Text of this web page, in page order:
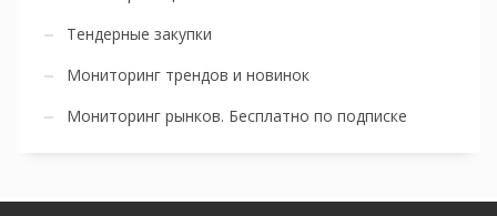
Тендерные закупки
Мониторинг трендов и новинок
Мониторинг рынков. Бесплатно по подписке